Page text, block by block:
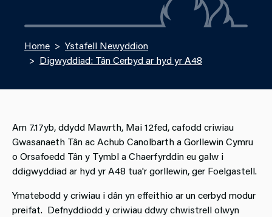
Home
Ystafell Newyddion
Digwyddiad: Tân Cerbyd ar hyd yr A48
Am 7.17yb, ddydd Mawrth, Mai 12fed, cafodd criwiau
Gwasanaeth Tân ac Achub Canolbarth a Gorllewin Cymru
o Orsafoedd Tân y Tymbl a Chaerfyrddin eu galw i
ddigwyddiad ar hyd yr A48 tua'r gorllewin, ger Foelgastell.
Ymatebodd y criwiau i dân yn effeithio ar un cerbyd modur
preifat. Defnyddiodd y criwiau ddwy chwistrell olwyn